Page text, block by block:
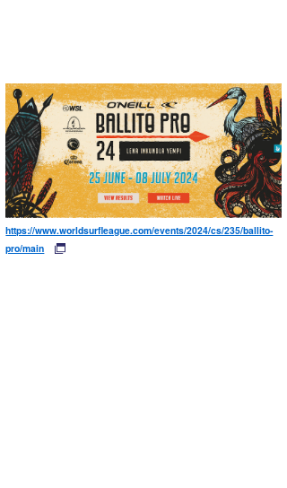
https://www.worldsurfleague.com/events/2024/cs/235/ballito-
pro/main